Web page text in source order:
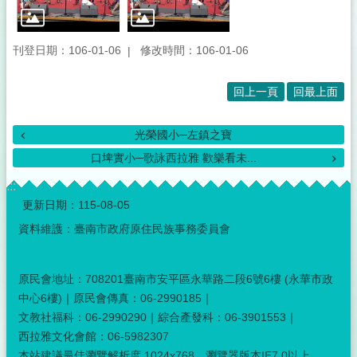
刊登日期：106-01-06 修改時間：106-01-06
回上一頁 回最上面
光榮國小─左鎮之寶
口埤實小─歌詠西拉雅 歡樂看未...
:::
更新日期： 115-08-05
資料維護：臺南市政府原住民族事務委員會
原民會地址：708201臺南市安平區永華路二段6號6樓 (永華市政
中心6樓)｜原民會傳真：06-2990185｜
文教社福科：06-2990290｜綜合產發科：06-3901553｜
西拉雅文化會館：06-5982307